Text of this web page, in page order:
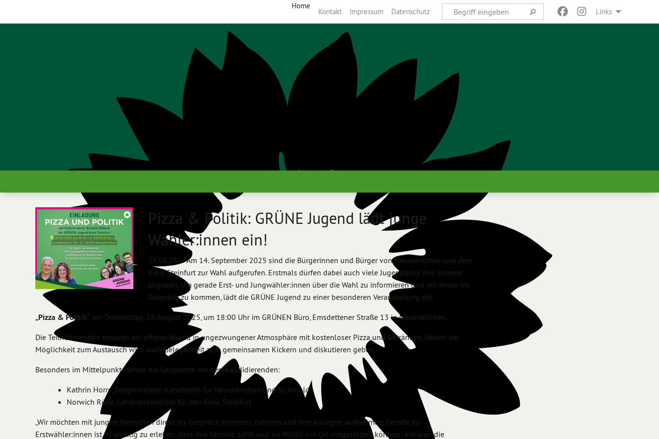
Links
Home
Kontakt Impressum Datenschutz
Pizza & Politik: GRÜNE Jugend lädt junge
Wähler:innen ein!
25.08.25 – Am 14. September 2025 sind die Bürgerinnen und Bürger von Neuenkirchen und dem
Kreis Steinfurt zur Wahl aufgerufen. Erstmals dürfen dabei auch viele Jugendliche ihre Stimme
abgeben. Um gerade Erst- und Jungwähler:innen über die Wahl zu informieren und mit ihnen ins
Gespräch zu kommen, lädt die GRÜNE Jugend zu einer besonderen Veranstaltung ein:
„Pizza & Politik“ am Donnerstag, 28. August 2025, um 18:00 Uhr im GRÜNEN Büro, Emsdettener Straße 13 in Neuenkirchen.
Die Teilnehmenden erwartet ein offener Abend in ungezwungener Atmosphäre mit kostenloser Pizza und Getränken. Neben der
Möglichkeit zum Austausch wird auch Gelegenheit zum gemeinsamen Kickern und diskutieren geben.
Besonders im Mittelpunkt stehen die Gespräche mit den Kandidierenden:
Kathrin Horre, Bürgermeister-Kandidatin für Neuenkirchen und St. Arnold
Norwich Rüße, Landratskandidat für den Kreis Steinfurt
„Wir möchten mit jungen Menschen direkt ins Gespräch kommen, zuhören und ihre Anliegen aufnehmen. Gerade für
Erstwähler:innen ist es wichtig zu erleben, dass ihre Stimme zählt und sie Politik vor Ort mitgestalten können“, erklären die